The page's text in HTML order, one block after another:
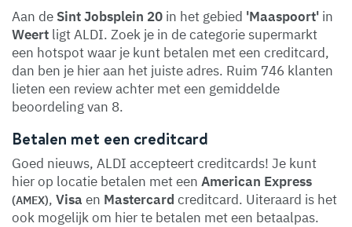
Aan de Sint Jobsplein 20 in het gebied 'Maaspoort' in
Weert ligt ALDI. Zoek je in de categorie supermarkt
een hotspot waar je kunt betalen met een creditcard,
dan ben je hier aan het juiste adres. Ruim 746 klanten
lieten een review achter met een gemiddelde
beoordeling van 8.
Betalen met een creditcard
Goed nieuws, ALDI accepteert creditcards! Je kunt
hier op locatie betalen met een American Express
(AMEX), Visa en Mastercard creditcard. Uiteraard is het
ook mogelijk om hier te betalen met een betaalpas.